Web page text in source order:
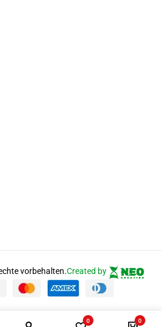
0 0
vorbehalten.Created by